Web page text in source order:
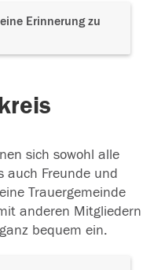
Erinnerung zu
sich sowohl alle
auch Freunde und
Trauergemeinde
anderen Mitgliedern
bequem ein.